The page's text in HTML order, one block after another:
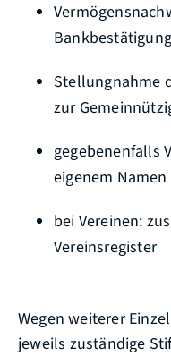
Stellungnahme
zur
gegebenenfalls
eigenem
bei Vereinen:
Vereinsregister
Wegen weiterer
jeweils zuständige